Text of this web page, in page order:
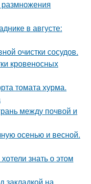
размножения
в августе:
очистки сосудов.
кровеносных
томата хурма.
между почвой и
осенью и весной.
знать о этом
закладкой на